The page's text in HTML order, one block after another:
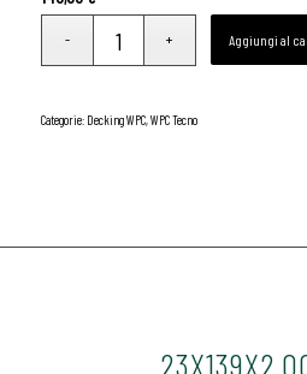
Aggiungi al
Categorie: Decking WPC,WPC Tecno